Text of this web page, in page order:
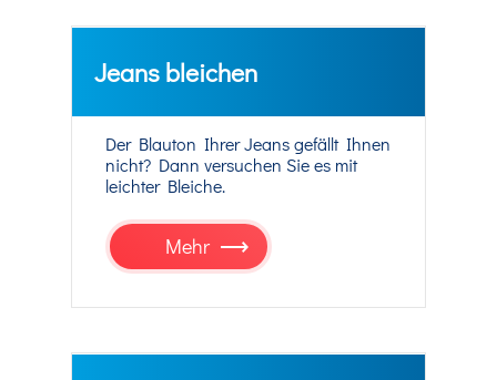
Jeans bleichen
Der Blauton Ihrer Jeans gefällt Ihnen
nicht? Dann versuchen Sie es mit
leichter Bleiche.
Mehr